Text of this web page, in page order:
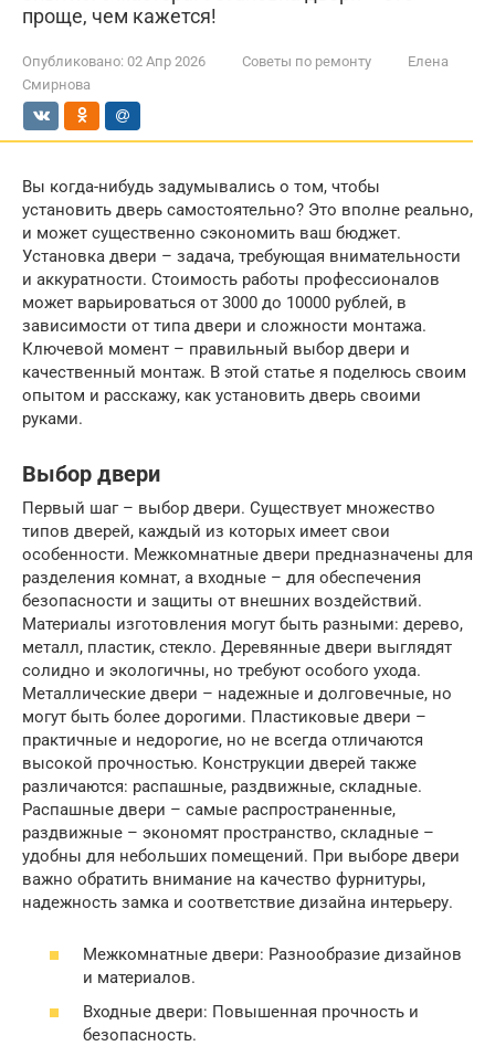
проще, чем кажется!
Опубликовано: 02 Апр 2026 Советы по ремонту
Елена
Смирнова
Вы когда-нибудь задумывались о том, чтобы
установить дверь самостоятельно? Это вполне реально,
и может существенно сэкономить ваш бюджет.
Установка двери – задача, требующая внимательности
и аккуратности. Стоимость работы профессионалов
может варьироваться от 3000 до 10000 рублей, в
зависимости от типа двери и сложности монтажа.
Ключевой момент – правильный выбор двери и
качественный монтаж. В этой статье я поделюсь своим
опытом и расскажу, как установить дверь своими
руками.
Выбор двери
Первый шаг – выбор двери. Существует множество
типов дверей, каждый из которых имеет свои
особенности. Межкомнатные двери предназначены для
разделения комнат, а входные – для обеспечения
безопасности и защиты от внешних воздействий.
Материалы изготовления могут быть разными: дерево,
металл, пластик, стекло. Деревянные двери выглядят
солидно и экологичны, но требуют особого ухода.
Металлические двери – надежные и долговечные, но
могут быть более дорогими. Пластиковые двери –
практичные и недорогие, но не всегда отличаются
высокой прочностью. Конструкции дверей также
различаются: распашные, раздвижные, складные.
Распашные двери – самые распространенные,
раздвижные – экономят пространство, складные –
удобны для небольших помещений. При выборе двери
важно обратить внимание на качество фурнитуры,
надежность замка и соответствие дизайна интерьеру.
Межкомнатные двери: Разнообразие дизайнов
и материалов.
Входные двери: Повышенная прочность и
безопасность.